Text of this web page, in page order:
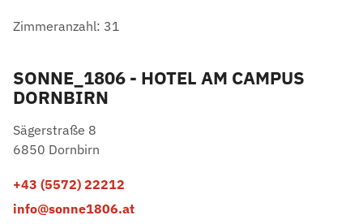
Zimmeranzahl: 31
SONNE_1806 - HOTEL AM CAMPUS
DORNBIRN
Sägerstraße 8
6850 Dornbirn
+43 (5572) 22212
info@sonne1806.at